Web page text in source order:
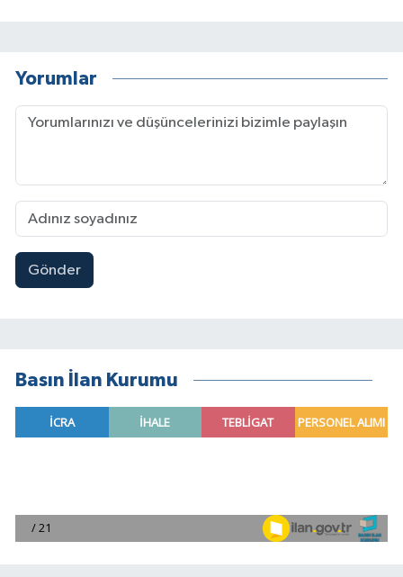
Yorumlar
Gönder
Basın İlan Kurumu